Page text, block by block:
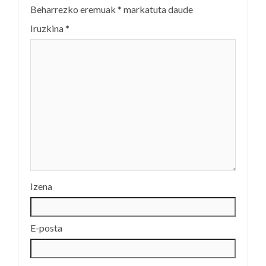
Beharrezko eremuak * markatuta daude
Iruzkina*
Izena
E-posta